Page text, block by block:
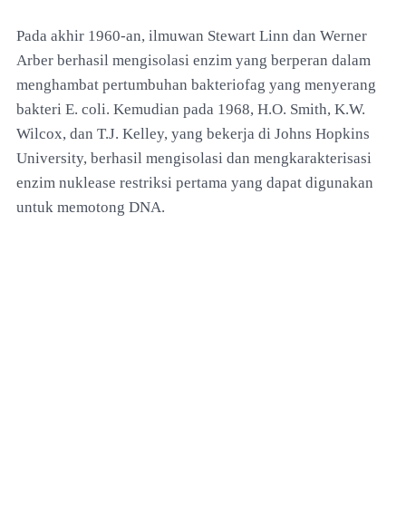
Pada akhir 1960-an, ilmuwan Stewart Linn dan Werner
Arber berhasil mengisolasi enzim yang berperan dalam
menghambat pertumbuhan bakteriofag yang menyerang
bakteri E. coli. Kemudian pada 1968, H.O. Smith, K.W.
Wilcox, dan T.J. Kelley, yang bekerja di Johns Hopkins
University, berhasil mengisolasi dan mengkarakterisasi
enzim nuklease restriksi pertama yang dapat digunakan
untuk memotong DNA.